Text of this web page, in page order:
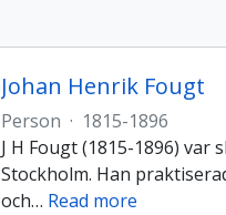
Johan Henrik Fougt
Person · 1815-1896
J H Fougt (1815-1896)
Stockholm. Han
och… Read more